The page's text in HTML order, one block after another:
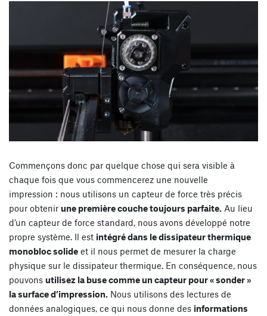
Commençons donc par quelque chose qui sera visible à
chaque fois que vous commencerez une nouvelle
impression : nous utilisons un capteur de force très précis
pour obtenir une première couche toujours parfaite. Au lieu
d’un capteur de force standard, nous avons développé notre
propre système. Il est intégré dans le dissipateur thermique
monobloc solide et il nous permet de mesurer la charge
physique sur le dissipateur thermique. En conséquence, nous
pouvons utilisez la buse comme un capteur pour « sonder »
la surface d’impression. Nous utilisons des lectures de
données analogiques, ce qui nous donne des informations